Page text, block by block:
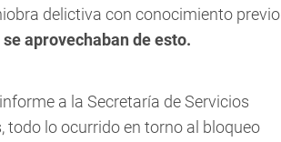
delictiva con conocimiento previo
aprovechaban de esto.
a la Secretaría de Servicios
todo lo ocurrido en torno al bloqueo